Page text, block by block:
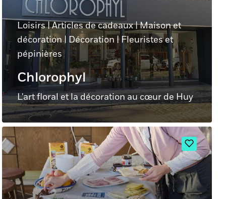
Loisirs|Articles de cadeaux|Maison et
décoration| Décoration|Fleuristes et
pépinières
Chlorophyl
L'art floral et la décoration au cœur de Huy